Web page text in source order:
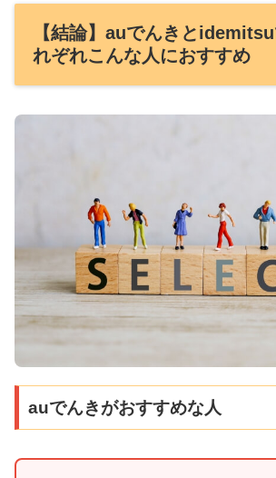
【結論】auでんきと
れぞれこんな人におすすめ
auでんきがおすすめな人